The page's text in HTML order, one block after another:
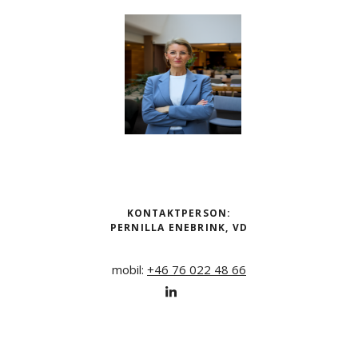
KONTAKTPERSON:
PERNILLA ENEBRINK, VD
mobil: +46 76 022 48 66